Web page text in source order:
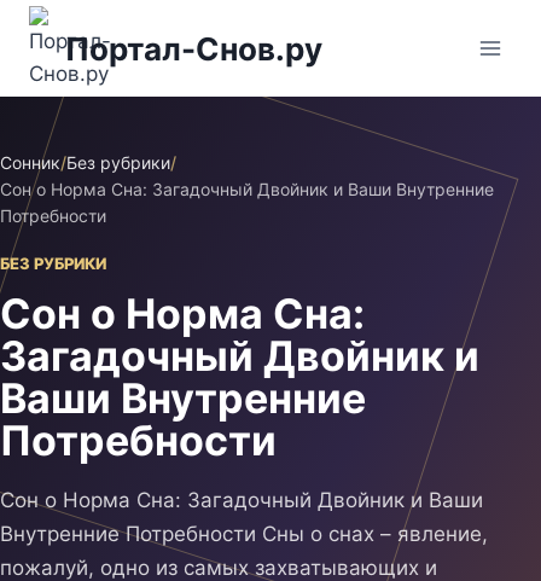
Перейти
содержимому
Портал-Снов.ру
Сонник/Без рубрики/
Сон о Норма Сна: Загадочный Двойник и Ваши Внутренние
Потребности
БЕЗ РУБРИКИ
Сон о Норма Сна:
Загадочный Двойник и
Ваши Внутренние
Потребности
Сон о Норма Сна: Загадочный Двойник и Ваши
Внутренние Потребности Сны о снах – явление,
пожалуй, одно из самых захватывающих и